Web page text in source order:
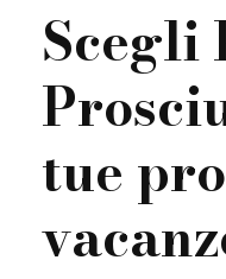
Scegli
tue